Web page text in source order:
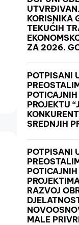
KORISNIKA
TEKUĆIH
ZA 2026.
POTPISANI
PROJEKTU
SREDNJIH
POTPISANI
RAZVOJ
MALE